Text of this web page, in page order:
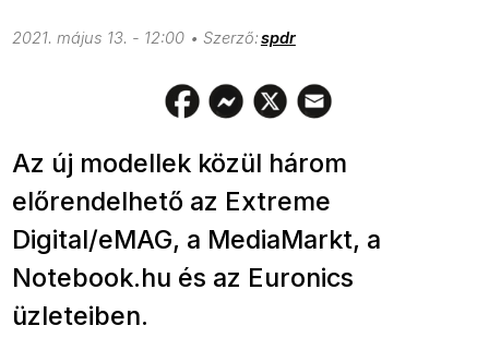
2021. május 13. - 12:00 spdr
Az új modellek közül három
előrendelhető az Extreme
Digital/eMAG, a MediaMarkt, a
Notebook.hu és az Euronics
üzleteiben.